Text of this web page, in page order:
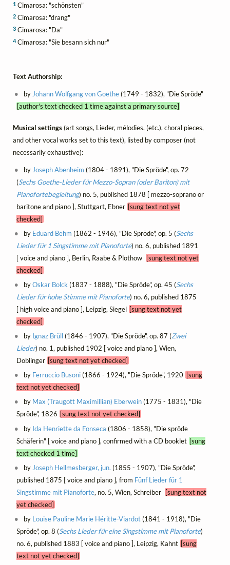
1 Cimarosa: "schönsten"
2 Cimarosa: "drang"
3 Cimarosa: "Da"
4Cimarosa: "Sie besann sich nur"
Text Authorship:
by Johann Wolfgang von Goethe(1749 - 1832), "Die Spröde"
[author's text checked 1 time against a primary source]
Musical settings(art songs, Lieder, mélodies, (etc.), choral pieces,
and other vocal works set to this text), listed by composer (not
necessarily exhaustive):
byJoseph Abenheim (1804 - 1891), "Die Spröde", op. 72
(Sechs Goethe-Lieder für Mezzo-Sopran (oder Bariton) mit
Pianofortebegleitung) no. 5, published 1878 [ mezzo-soprano or
baritone and piano ], Stuttgart, Ebner [sung text not yet
checked]
by Eduard Behm (1862 - 1946), "Die Spröde", op. 5 (Sechs
Lieder für 1 Singstimme mit Pianoforte) no. 6, published 1891
[ voice and piano ], Berlin, Raabe & Plothow
[sung text not yet
checked]
byOskar Bolck(1837 - 1888), "Die Spröde", op. 45 (Sechs
Lieder für hohe Stimme mit Pianoforte) no. 6, published 1875
[ high voice and piano ], Leipzig, Siegel [sung text not yet
checked]
by Ignaz Brüll(1846 - 1907), "Die Spröde", op. 87 (Zwei
Lieder) no. 1, published 1902 [ voice and piano ], Wien,
Doblinger [sung text not yet checked]
by Ferruccio Busoni(1866 - 1924), "Die Spröde", 1920 [sung
text not yet checked]
by Max (Traugott Maximillian) Eberwein(1775 - 1831), "Die
Spröde", 1826 [sung text not yet checked]
by Ida Henriette da Fonseca (1806 - 1858), "Die spröde
Schäferin" [ voice and piano ], confirmed with a CD booklet [sung
text checked 1 time]
by Joseph Hellmesberger, jun. (1855 - 1907), "Die Spröde",
published 1875 [ voice and piano ], from Fünf Lieder für 1
Singstimme mit Pianoforte, no. 5, Wien, Schreiber [sung text not
yet checked]
by Louise Pauline Marie Héritte-Viardot(1841 - 1918), "Die
Spröde", op. 8 (Sechs Lieder für eine Singstimme mit Pianoforte)
no. 6, published 1883 [ voice and piano ], Leipzig, Kahnt [sung
text not yet checked]